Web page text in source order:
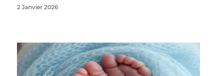
2 Janvier 2026